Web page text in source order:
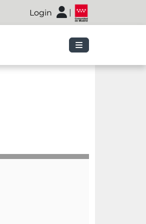
Login |